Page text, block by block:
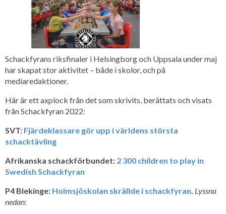
Schackfyrans riksfinaler i Helsingborg och Uppsala under maj
har skapat stor aktivitet – både i skolor, och på
mediaredaktioner.
Här är ett axplock från det som skrivits, berättats och visats
från Schackfyran 2022:
SVT: Fjärdeklassare gör upp i världens största
schacktävling
Afrikanska schackförbundet: 2 300 children to play in
Swedish Schackfyran
P4 Blekinge: Holmsjöskolan skrällde i schackfyran. Lyssna
nedan: